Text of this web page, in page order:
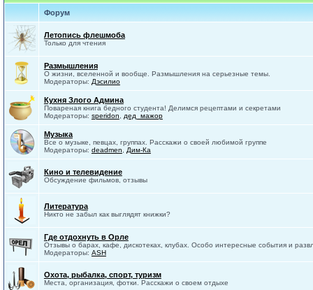
Форум
Летопись флешмоба
Только для чтения
Размышления
О жизни, вселенной и вообще. Размышления на серьезные темы.
Модераторы: Дэсилио
Кухня Злого Админа
Повареная книга бедного студента! Делимся рецептами и секретами
Модераторы: speridon дед_мажор
Музыка
Все о музыке, певцах, группах. Расскажи о своей любимой группе
Модераторы: deadmen Дим-Ка
Кино и телевидение
Обсуждение фильмов, отзывы
Литература
Никто не забыл как выглядят книжки?
Где отдохнуть в Орле
Отзывы о барах, кафе, дискотеках, клубах. Особо интересные события и
Модераторы: ASH
Охота, рыбалка, спорт, туризм
Места, организация, фотки. Расскажи о своем отдыхе